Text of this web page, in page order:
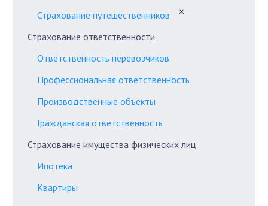
Страхование путешественников
✕
Страхование ответственности
Ответственность перевозчиков
Профессиональная ответственность
Производственные объекты
Гражданская ответственность
Страхование имущества физических лиц
Ипотека
Квартиры